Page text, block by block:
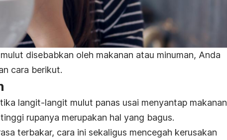
disebabkan oleh makanan atau minuman, Anda
cara berikut.
langit-langit mulut panas usai menyantap makanan
rupanya merupakan hal yang bagus.
terbakar, cara ini sekaligus mencegah kerusakan